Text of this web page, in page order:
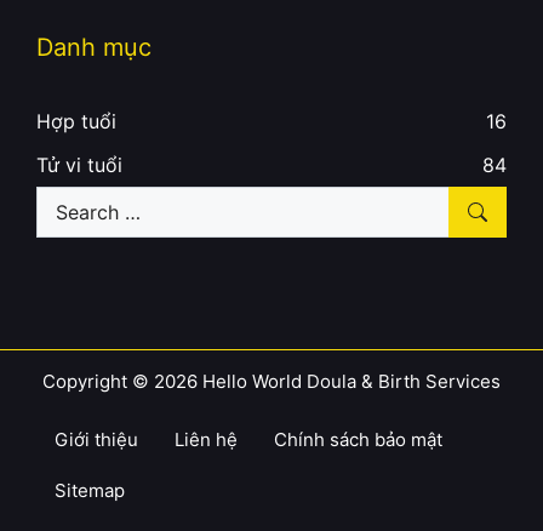
Danh mục
Hợp tuổi
16
Tử vi tuổi
84
Search
Copyright © 2026 Hello World Doula & Birth Services
Giới thiệu Liên hệ Chính sách bảo mật
Sitemap